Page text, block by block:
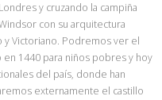
y cruzando la campiña
con su arquitectura
y Victoriano. Podremos ver el
1440 para niños pobres y hoy
del país, donde han
externamente el castillo